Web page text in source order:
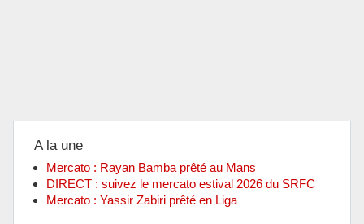
A la une
Mercato : Rayan Bamba prêté au Mans
DIRECT : suivez le mercato estival 2026 du SRFC
Mercato : Yassir Zabiri prêté en Liga